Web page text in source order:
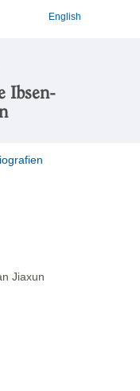
English
Ibsen-
Jiaxun